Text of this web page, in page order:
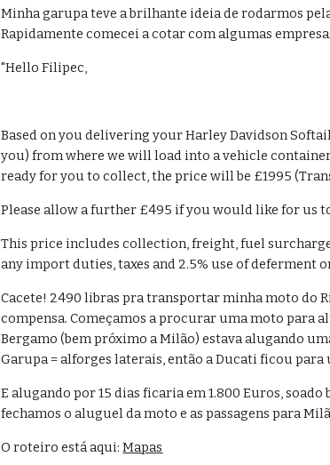
Minha garupa teve a brilhante ideia de rodarmos
Rapidamente comecei a cotar com algumas
"Hello Filipec,
Based on you delivering your Harley Davidson
you) from where we will load into a vehicle
ready for you to collect, the price will be £1995
Please allow a further £495 if you would like for us
This price includes collection, freight, fuel
any import duties, taxes and 2.5% use of deferment
Cacete! 2490 libras pra transportar minha moto do
compensa. Começamos a procurar uma moto para
Bergamo (bem próximo a Milão) estava alugando
Garupa = alforges laterais, então a Ducati ficou
E alugando por 15 dias ficaria em 1.800 Euros,
fechamos o aluguel da moto e as passagens para
O roteiro está aqui: Mapas